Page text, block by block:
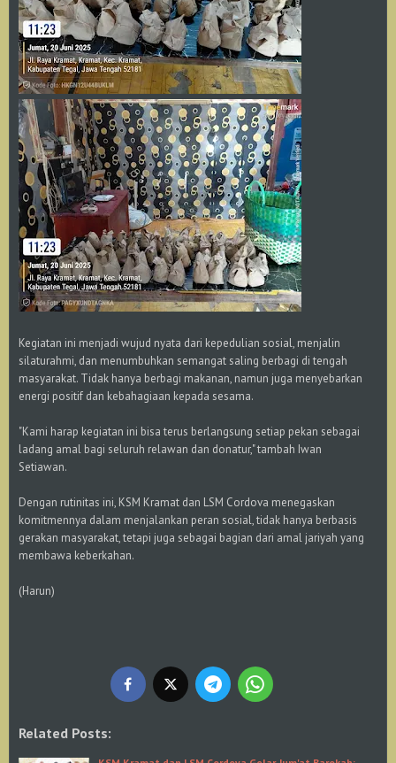
Kegiatan ini menjadi wujud nyata dari kepedulian sosial, menjalin
silaturahmi, dan menumbuhkan semangat saling berbagi di tengah
masyarakat. Tidak hanya berbagi makanan, namun juga menyebarkan
energi positif dan kebahagiaan kepada sesama.
"Kami harap kegiatan ini bisa terus berlangsung setiap pekan sebagai
ladang amal bagi seluruh relawan dan donatur," tambah Iwan
Setiawan.
Dengan rutinitas ini, KSM Kramat dan LSM Cordova menegaskan
komitmennya dalam menjalankan peran sosial, tidak hanya berbasis
gerakan masyarakat, tetapi juga sebagai bagian dari amal jariyah yang
membawa keberkahan.
(Harun)
Related Posts: